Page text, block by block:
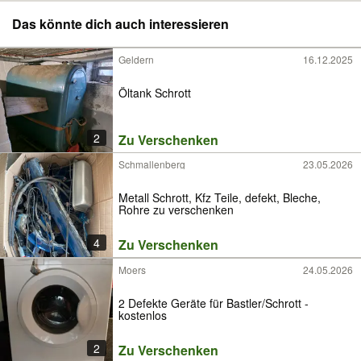
Das könnte dich auch interessieren
2
Geldern 16.12.2025
Öltank Schrott
Zu Verschenken
4
Schmallenberg 23.05.2026
Metall Schrott, Kfz Teile, defekt, Bleche,
Rohre zu verschenken
Zu Verschenken
2
Moers 24.05.2026
2 Defekte Geräte für Bastler/Schrott -
kostenlos
Zu Verschenken